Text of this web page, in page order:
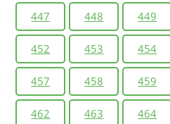
447 448 449
452 453 454
457 458 459
462 463 464